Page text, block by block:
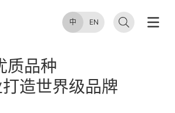
中 EN
质品种
造世界级品牌